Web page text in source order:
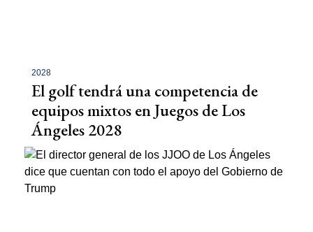
2028
El golf tendrá una competencia de
equipos mixtos en Juegos de Los
Ángeles 2028